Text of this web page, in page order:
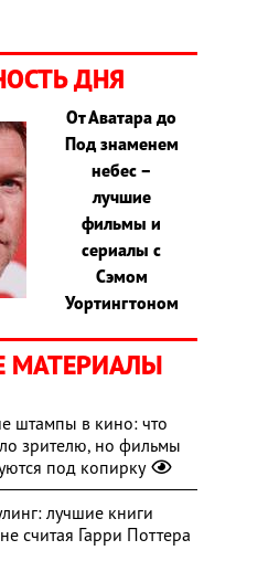
ДНЯ
От Аватара до
Под знаменем
небес –
лучшие
фильмы и
сериалы с
Сэмом
Уортингтоном
МАТЕРИАЛЫ
штампы в кино: что
зрителю, но фильмы
под копирку
лучшие книги
считая Гарри Поттера